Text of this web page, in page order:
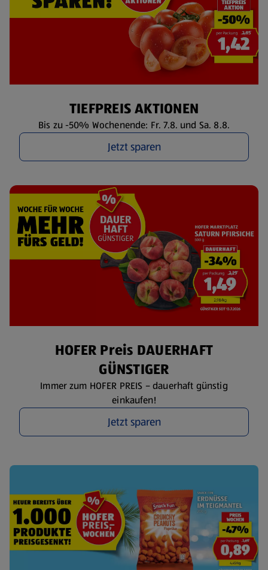
TIEFPREIS AKTIONEN
Bis zu -50% Wochenende: Fr. 7.8. und Sa. 8.8.
Jetzt sparen
HOFER Preis DAUERHAFT
GÜNSTIGER
Immer zum HOFER PREIS – dauerhaft günstig
einkaufen!
Jetzt sparen